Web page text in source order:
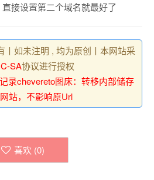
接设置第二个域名就最好了
丨如未注明 , 均为原创丨本网站采
SA协议进行授权
记录chevereto图床：转移内部储存
站，不影响原Url
喜欢 (0)